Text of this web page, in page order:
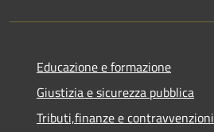
Educazione e formazione
Giustizia e sicurezza pubblica
Tributi,finanze e contravvenzioni